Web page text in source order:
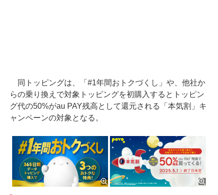
同トッピングは、「#1年間おトクづくし」や、他社か
らの乗り換えで対象トッピングを初購入するとトッピン
グ代の50%がau PAY残高として還元される「本気割」キ
ャンペーンの対象となる。